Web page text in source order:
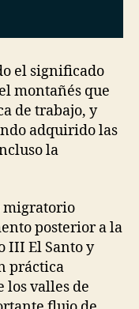
el significado
montañés que
de trabajo, y
adquirido las
la
migratorio
posterior a la
III El Santo y
práctica
los valles de